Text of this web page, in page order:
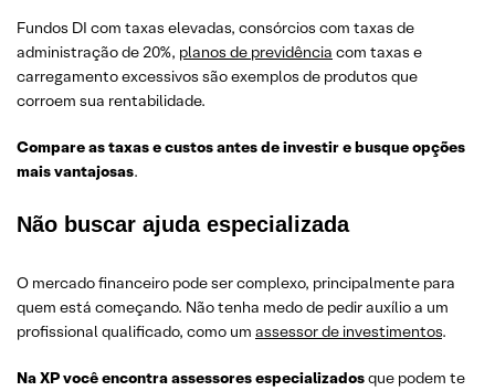
Fundos DI com taxas elevadas, consórcios com taxas de
administração de 20%, planos de previdência com taxas e
carregamento excessivos são exemplos de produtos que
corroem sua rentabilidade.
Compare as taxas e custos antes de investir e busque opções
mais vantajosas.
Não buscar ajuda especializada
O mercado financeiro pode ser complexo, principalmente para
quem está começando. Não tenha medo de pedir auxílio a um
profissional qualificado, como um assessor de investimentos.
Na XP você encontra assessores especializadosque podem te